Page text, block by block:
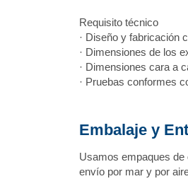
Requisito técnico
· Diseño y fabricación
· Dimensiones de los
· Dimensiones cara a
· Pruebas conformes
Embalaje y
Usamos empaques de
envío por mar y por